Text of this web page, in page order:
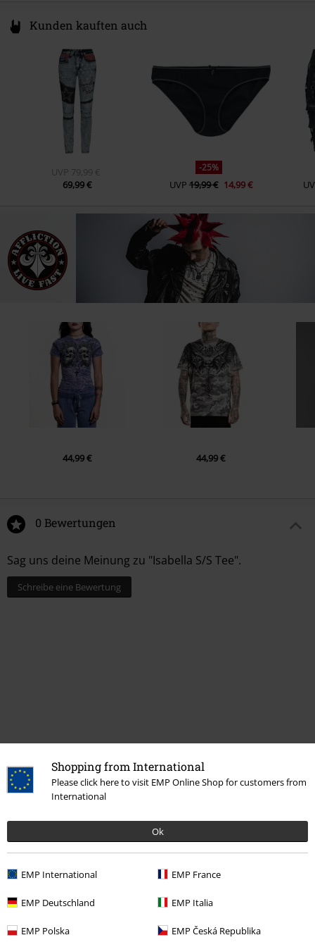
Shopping from International
Please click here to visit EMP Online Shop for customers from
International
Ok
EMP International EMP France
EMP Deutschland EMP Italia
EMP Polska EMP Česká Republika
Kunden kauften auch
UVP 79,99 €
69,99 €
-25%
UVP 19,99 € 14,99 €
44,99 € 44,99 €
0 Bewertungen
Sag uns deine Meinung zu "Isabella S/S Tee".
Schreibe eine Bewertung
Zuletzt angesehene Artikel